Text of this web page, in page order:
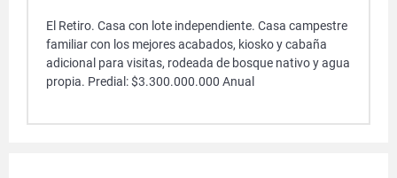
El Retiro. Casa con lote independiente. Casa campestre
familiar con los mejores acabados, kiosko y cabaña
adicional para visitas, rodeada de bosque nativo y agua
propia. Predial: $3.300.000.000 Anual